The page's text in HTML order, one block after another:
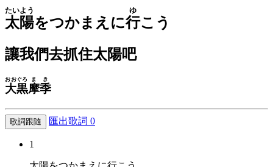
太陽
たいよう
をつかまえに行
ゆ
こう
讓我們去抓住太陽吧
大黒
おおぐろ
摩季
まき
歌詞跟隨 匯出歌詞 0
1